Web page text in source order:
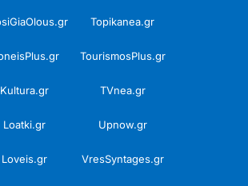
Topikanea.gr
TourismosPlus.gr
Kultura.gr TVnea.gr
Loatki.gr Upnow.gr
Loveis.gr VresSyntages.gr